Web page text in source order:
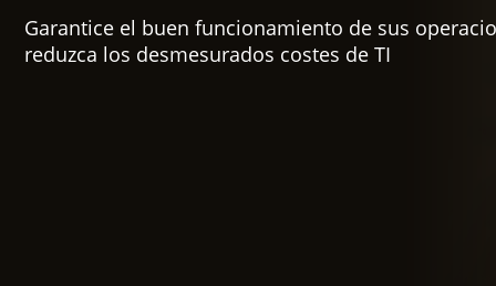
Garantice el buen funcionamiento de sus
reduzca los desmesurados costes de TI